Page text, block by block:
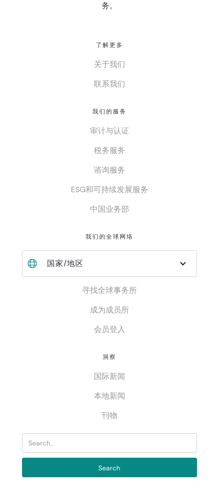
务。
了解更多
关于我们
联系我们
我们的服务
审计与认证
税务服务
谘询服务
ESG和可持续发展服务
中国业务部
我们的全球网络
国家/地区
寻找全球事务所
成为成员所
会员登入
洞察
国际新闻
本地新闻
刊物